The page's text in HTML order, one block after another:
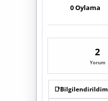
0Oylama
2
Yorum
📑Bilgilendirildim